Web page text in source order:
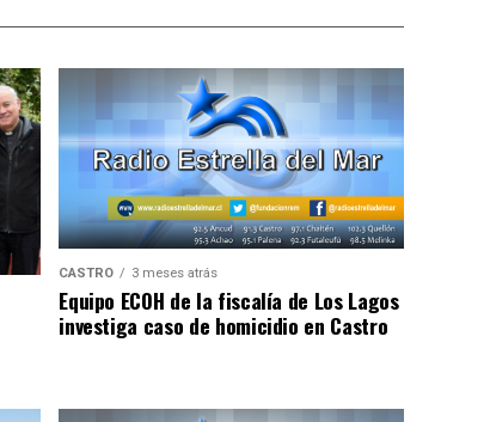
CASTRO 3 meses atrás
Equipo ECOH de la fiscalía de Los Lagos
investiga caso de homicidio en Castro